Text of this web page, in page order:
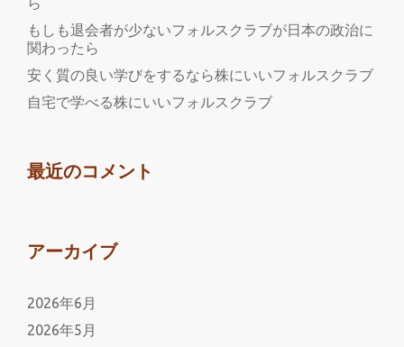
もしも退会者が少ないフォルスクラブが日本の政治に
関わったら
安く質の良い学びをするなら株にいいフォルスクラブ
自宅で学べる株にいいフォルスクラブ
最近のコメント
アーカイブ
2026年6月
2026年5月